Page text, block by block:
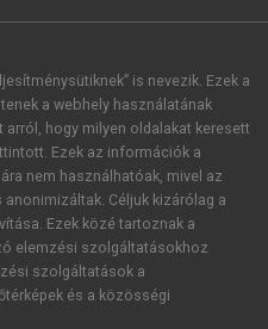
is nevezik. Ezek a
a webhely használatának
hogy milyen oldalakat keresett
Ezek az információk a
nem használhatóak, mivel az
Céljuk kizárólag a
Ezek közé tartoznak a
elemzési szolgáltatásokhoz
szolgáltatások a
és a közösségi